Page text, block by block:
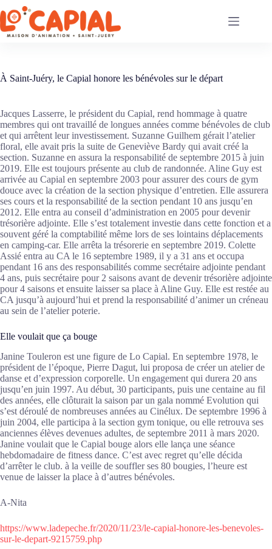
Passer
au
contenu
À Saint-Juéry, le Capial honore les bénévoles sur le départ
Jacques Lasserre, le président du Capial, rend hommage à quatre
membres qui ont travaillé de longues années comme bénévoles de club
et qui arrêtent leur investissement. Suzanne Guilhem gérait l’atelier
floral, elle avait pris la suite de Geneviève Bardy qui avait créé la
section. Suzanne en assura la responsabilité de septembre 2015 à juin
2019. Elle est toujours présente au club de randonnée. Aline Guy est
arrivée au Capial en septembre 2003 pour assurer des cours de gym
douce avec la création de la section physique d’entretien. Elle assurera
ses cours et la responsabilité de la section pendant 10 ans jusqu’en
2012. Elle entra au conseil d’administration en 2005 pour devenir
trésorière adjointe. Elle s’est totalement investie dans cette fonction et a
souvent géré la comptabilité même lors de ses lointains déplacements
en camping-car. Elle arrêta la trésorerie en septembre 2019. Colette
Assié entra au CA le 16 septembre 1989, il y a 31 ans et occupa
pendant 16 ans des responsabilités comme secrétaire adjointe pendant
4 ans, puis secrétaire pour 2 saisons avant de devenir trésorière adjointe
pour 4 saisons et ensuite laisser sa place à Aline Guy. Elle est restée au
CA jusqu’à aujourd’hui et prend la responsabilité d’animer un créneau
au sein de l’atelier poterie.
Elle voulait que ça bouge
Janine Touleron est une figure de Lo Capial. En septembre 1978, le
président de l’époque, Pierre Dagut, lui proposa de créer un atelier de
danse et d’expression corporelle. Un engagement qui durera 20 ans
jusqu’en juin 1997. Au début, 30 participants, puis une centaine au fil
des années, elle clôturait la saison par un gala nommé Evolution qui
s’est déroulé de nombreuses années au Cinélux. De septembre 1996 à
juin 2004, elle participa à la section gym tonique, ou elle retrouva ses
anciennes élèves devenues adultes, de septembre 2011 à mars 2020.
Janine voulait que le Capial bouge alors elle lança une séance
hebdomadaire de fitness dance. C’est avec regret qu’elle décida
d’arrêter le club. à la veille de souffler ses 80 bougies, l’heure est
venue de laisser la place à d’autres bénévoles.
A-Nita
https://www.ladepeche.fr/2020/11/23/le-capial-honore-les-benevoles-
sur-le-depart-9215759.php